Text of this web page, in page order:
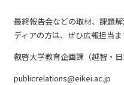
最終報告会などの取材、課題
ディアの方は、ぜひ広報担当ま
叡啓大学教育企画課（越智・日
publicrelations@eikei.ac.jp